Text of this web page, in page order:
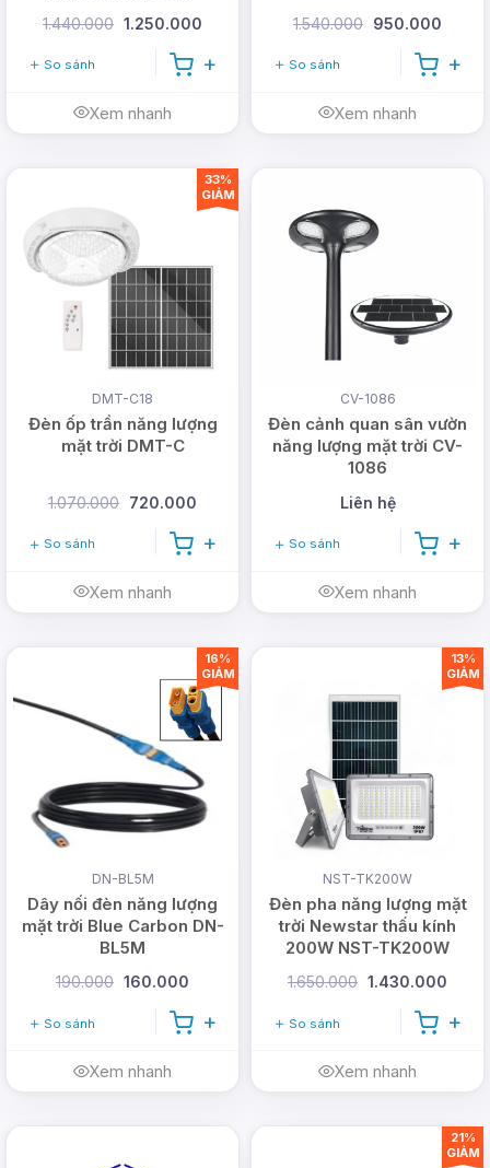
1.440.000 1.250.000
So sánh
Xem nhanh
1.540.000 950.000
So sánh
Xem nhanh
DMT-C18
Đèn ốp trần năng lượng
mặt trời DMT-C
1.070.000 720.000
So sánh
Xem nhanh
33%
GIẢM
CV-1086
Đèn cảnh quan sân vườn
năng lượng mặt trời CV-
1086
Liên hệ
So sánh
Xem nhanh
DN-BL5M
Dây nối đèn năng lượng
mặt trời Blue Carbon DN-
BL5M
190.000 160.000
So sánh
Xem nhanh
16%
GIẢM
NST-TK200W
Đèn pha năng lượng mặt
trời Newstar thấu kính
200W NST-TK200W
1.650.000 1.430.000
So sánh
Xem nhanh
13%
GIẢM
21%
GIẢM